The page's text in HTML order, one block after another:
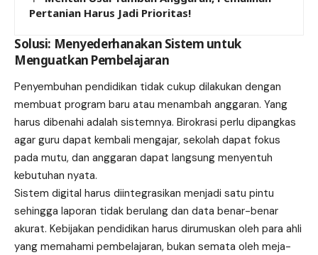
Pertanian Harus Jadi Prioritas!
Solusi: Menyederhanakan Sistem untuk
Menguatkan Pembelajaran
Penyembuhan pendidikan tidak cukup dilakukan dengan
membuat program baru atau menambah anggaran. Yang
harus dibenahi adalah sistemnya. Birokrasi perlu dipangkas
agar guru dapat kembali mengajar, sekolah dapat fokus
pada mutu, dan anggaran dapat langsung menyentuh
kebutuhan nyata.
Sistem digital harus diintegrasikan menjadi satu pintu
sehingga laporan tidak berulang dan data benar-benar
akurat. Kebijakan pendidikan harus dirumuskan oleh para ahli
yang memahami pembelajaran, bukan semata oleh meja-